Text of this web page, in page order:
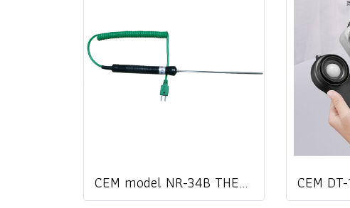
CEM model NR-34B THERMOCOUPLE TYPE K ราคา